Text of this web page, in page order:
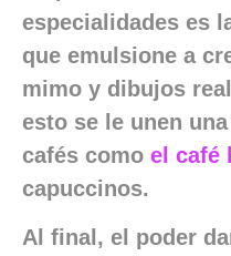
especialidades es
que emulsione a
mimo y dibujos
esto se le unen
cafés como el café
capuccinos.
Al final, el poder